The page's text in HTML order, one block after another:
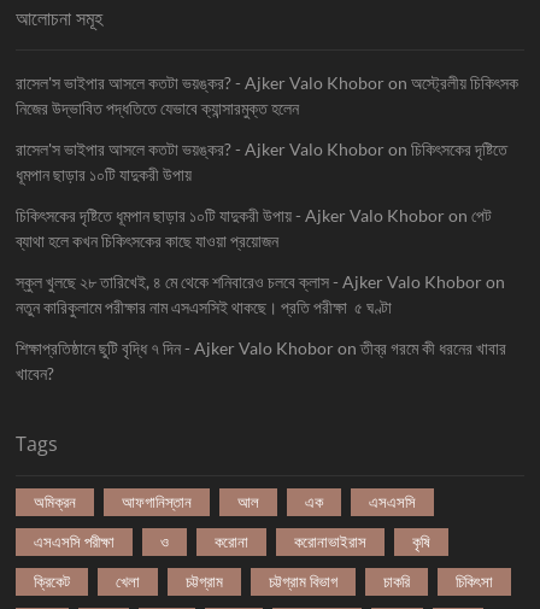
আলোচনা সমূহ
রাসেল'স ভাইপার আসলে কতটা ভয়ঙ্কর? - Ajker Valo Khobor onঅস্ট্রেলীয় চিকিৎসক
নিজের উদ্ভাবিত পদ্ধতিতে যেভাবে ক্যান্সারমুক্ত হলেন
রাসেল'স ভাইপার আসলে কতটা ভয়ঙ্কর? - Ajker Valo Khobor onচিকিৎসকের দৃষ্টিতে
ধূমপান ছাড়ার ১০টি যাদুকরী উপায়
চিকিৎসকের দৃষ্টিতে ধূমপান ছাড়ার ১০টি যাদুকরী উপায় - Ajker Valo Khobor onপেট
ব্যাথা হলে কখন চিকিৎসকের কাছে যাওয়া প্রয়োজন
স্কুল খুলছে ২৮ তারিখেই, ৪ মে থেকে শনিবারেও চলবে ক্লাস - Ajker Valo Khobor on
নতুন কারিকুলামে পরীক্ষার নাম এসএসসিই থাকছে। প্রতি পরীক্ষা ৫ ঘণ্টা
শিক্ষাপ্রতিষ্ঠানে ছুটি বৃদ্ধি ৭ দিন - Ajker Valo Khobor onতীব্র গরমে কী ধরনের খাবার
খাবেন?
Tags
অমিক্রন আফগানিস্তান আল এক এসএসসি
এসএসসি পরীক্ষা ও করোনা করোনাভাইরাস কৃষি
ক্রিকেট খেলা চট্টগ্রাম চট্টগ্রাম বিভাগ চাকরি চিকিৎসা